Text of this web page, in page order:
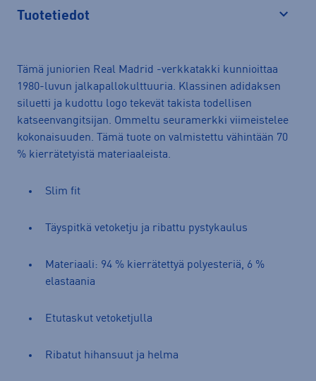
Tuotetiedot
Tämä juniorien Real Madrid -verkkatakki kunnioittaa
1980-luvun jalkapallokulttuuria. Klassinen adidaksen
siluetti ja kudottu logo tekevät takista todellisen
katseenvangitsijan. Ommeltu seuramerkki viimeistelee
kokonaisuuden. Tämä tuote on valmistettu vähintään 70
% kierrätetyistä materiaaleista.
Slim fit
Täyspitkä vetoketju ja ribattu pystykaulus
Materiaali: 94 % kierrätettyä polyesteriä, 6 %
elastaania
Etutaskut vetoketjulla
Ribatut hihansuut ja helma